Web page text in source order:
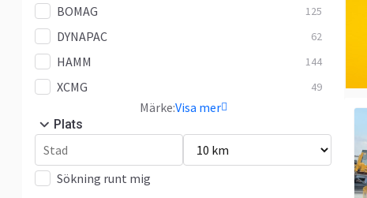
BOMAG 125
DYNAPAC 62
HAMM 144
XCMG 49
Märke:Visa mer
Plats
Sökning runt mig